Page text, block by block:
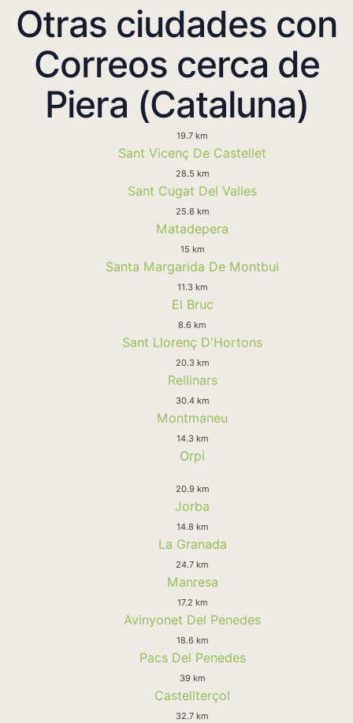
Otras ciudades con
Correos cerca de
Piera (Cataluna)
19.7 km
Sant Vicenç De Castellet
28.5 km
Sant Cugat Del Valles
25.8 km
Matadepera
15 km
Santa Margarida De Montbui
11.3 km
El Bruc
8.6 km
Sant Llorenç D'Hortons
20.3 km
Rellinars
30.4 km
Montmaneu
14.3 km
Orpi
20.9 km
Jorba
14.8 km
La Granada
24.7 km
Manresa
17.2 km
Avinyonet Del Penedes
18.6 km
Pacs Del Penedes
39 km
Castellterçol
32.7 km